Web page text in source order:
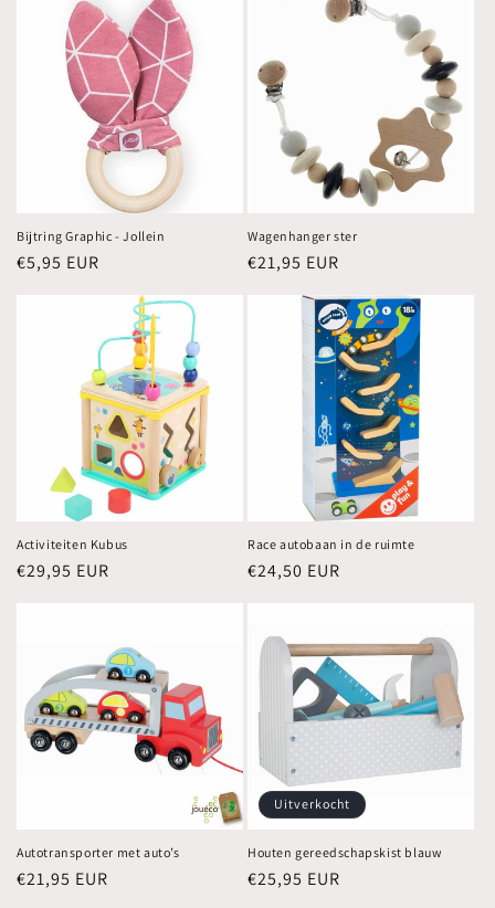
Bijtring Graphic - Jollein
Normale
€5,95 EUR
Wagenhanger ster
Normale
€21,95 EUR
Activiteiten Kubus
Normale
€29,95 EUR
Race autobaan in de ruimte
Normale
€24,50 EUR
Autotransporter met auto’s
Normale
€21,95 EUR
Uitverkocht
Houten gereedschapskist blauw
Normale
€25,95 EUR